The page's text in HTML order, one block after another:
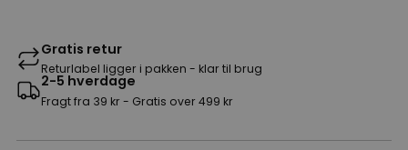
Gratis retur
Returlabel ligger i pakken - klar til brug
2-5 hverdage
Fragt fra 39 kr - Gratis over 499 kr